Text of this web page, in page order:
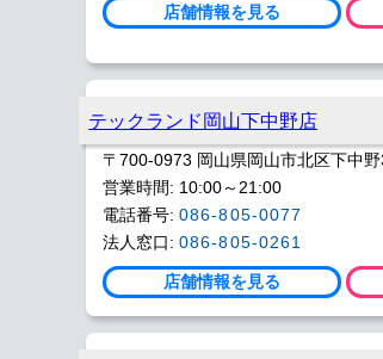
店舗情報を見る
テックランド岡山下中野店
〒700-0973 岡山県岡山市北区下中野
営業時間: 10:00～21:00
電話番号: 086-805-0077
法人窓口: 086-805-0261
店舗情報を見る